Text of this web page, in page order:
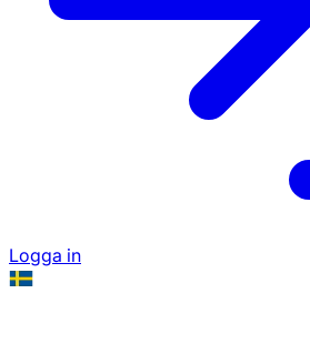
Logga in